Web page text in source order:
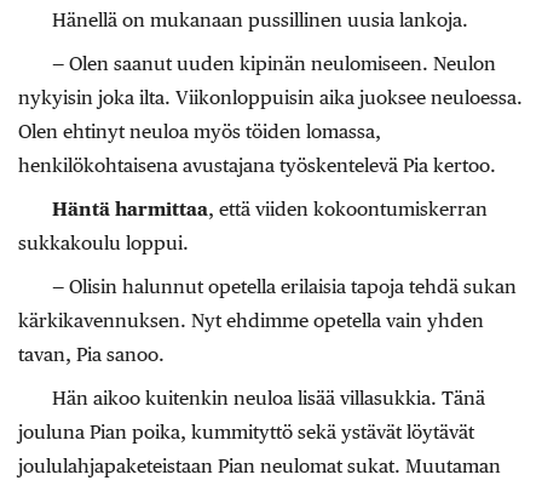
Hänellä on mukanaan pussillinen uusia lankoja.
— Olen saanut uuden kipinän neulomiseen. Neulon
nykyisin joka ilta. Viikonloppuisin aika juoksee neuloessa.
Olen ehtinyt neuloa myös töiden lomassa,
henkilökohtaisena avustajana työskentelevä Pia kertoo.
Häntä harmittaa, että viiden kokoontumiskerran
sukkakoulu loppui.
— Olisin halunnut opetella erilaisia tapoja tehdä sukan
kärkikavennuksen. Nyt ehdimme opetella vain yhden
tavan, Pia sanoo.
Hän aikoo kuitenkin neuloa lisää villasukkia. Tänä
jouluna Pian poika, kummityttö sekä ystävät löytävät
joululahjapaketeistaan Pian neulomat sukat. Muutaman